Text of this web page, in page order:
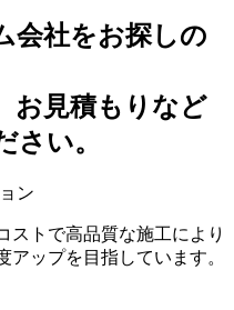
会社をお探しの
お見積もりなど
さい。
ストで高品質な施工により
ップを目指しています。